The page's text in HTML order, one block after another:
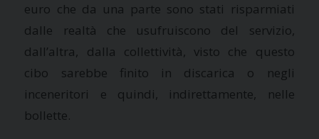
euro che da una parte sono stati risparmiati
dalle realtà che usufruiscono del servizio,
dall’altra, dalla collettività, visto che questo
cibo sarebbe finito in discarica o negli
inceneritori e quindi, indirettamente, nelle
bollette.